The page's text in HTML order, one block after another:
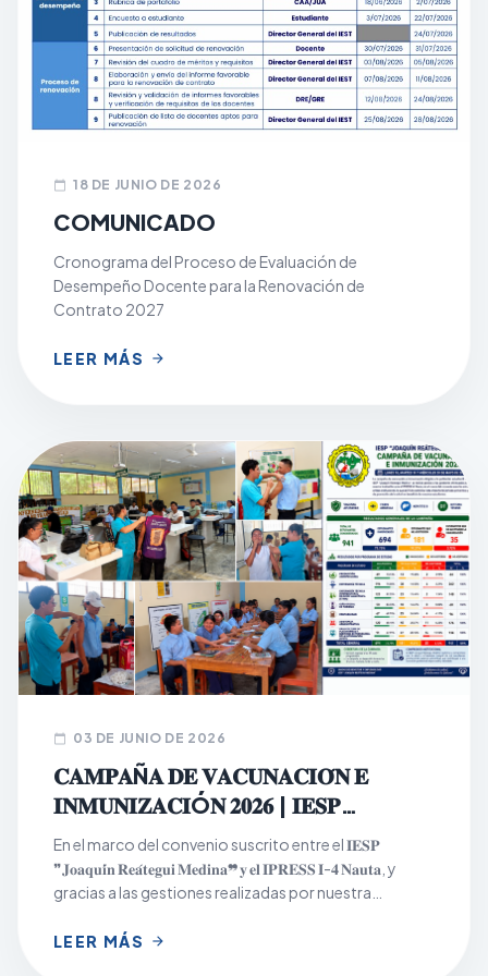
calendar_today 18 DE JUNIO DE 2026
COMUNICADO
Cronograma del Proceso de Evaluación de
Desempeño Docente para la Renovación de
Contrato 2027
LEER MÁS arrow_forward
calendar_today 03 DE JUNIO DE 2026
𝐂𝐀𝐌𝐏𝐀Ñ𝐀 𝐃𝐄 𝐕𝐀𝐂𝐔𝐍𝐀𝐂𝐈𝐎́𝐍 𝐄
𝐈𝐍𝐌𝐔𝐍𝐈𝐙𝐀𝐂𝐈Ó𝐍 𝟐𝟎𝟐𝟔 | 𝐈𝐄𝐒𝐏
𝐉𝐎𝐀𝐐𝐔𝐈́𝐍 𝐑𝐄𝐀́𝐓𝐄𝐆𝐔𝐈 𝐌𝐄𝐃𝐈𝐍𝐀
En el marco del convenio suscrito entre el 𝐈𝐄𝐒𝐏
❞𝐉𝐨𝐚𝐪𝐮𝐢́𝐧 𝐑𝐞𝐚́𝐭𝐞𝐠𝐮𝐢 𝐌𝐞𝐝𝐢𝐧𝐚❞ 𝐲 𝐞𝐥 𝐈𝐏𝐑𝐄𝐒𝐒 𝐈-𝟒 𝐍𝐚𝐮𝐭𝐚, y
gracias a las gestiones realizadas por nuestra
Vacunación e Inmunización 2026, dirigida a la
LEER MÁS arrow_forward